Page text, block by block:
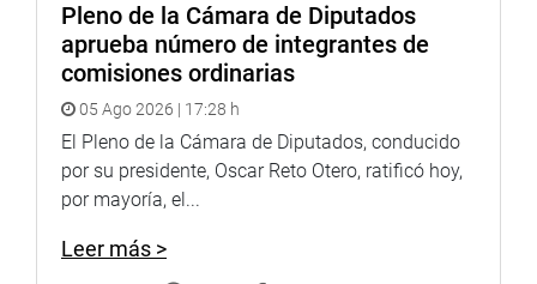
Twitter:https://twitter.com/congresoperu
Pleno de la Cámara de Diputados
aprueba número de integrantes de
comisiones ordinarias
05 Ago 2026 | 17:28 h
El Pleno de la Cámara de Diputados, conducido
por su presidente, Oscar Reto Otero, ratificó hoy,
por mayoría, el...
Leer más >